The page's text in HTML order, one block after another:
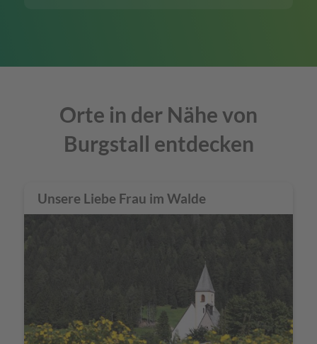
Orte in der Nähe von
Burgstall entdecken
Unsere Liebe Frau im Walde